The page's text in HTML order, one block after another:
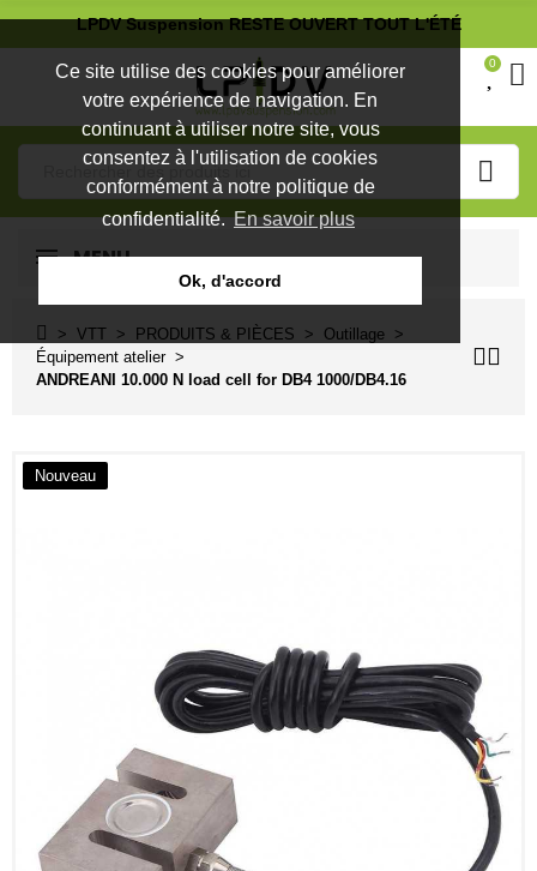
Ce site utilise des cookies pour améliorer
votre expérience de navigation. En
continuant à utiliser notre site, vous
consentez à l'utilisation de cookies
conformément à notre politique de
confidentialité.En savoir plus
Ok, d'accord
LPDV Suspension RESTE OUVERT TOUT L'ÉTÉ
0
MENU
VTT PRODUITS & PIÈCES
Outillage
Équipement atelier
ANDREANI 10.000 N load cell for DB4 1000/DB4.16
Nouveau